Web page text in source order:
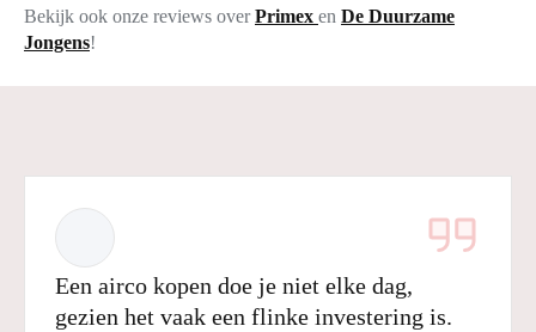
Bekijk ook onze reviews overPrimex en De Duurzame
Jongens!
Een airco kopen doe je niet elke dag,
gezien het vaak een flinke investering is.